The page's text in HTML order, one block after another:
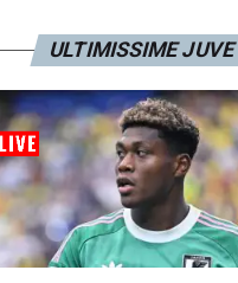
ULTIMISSIME JUVE